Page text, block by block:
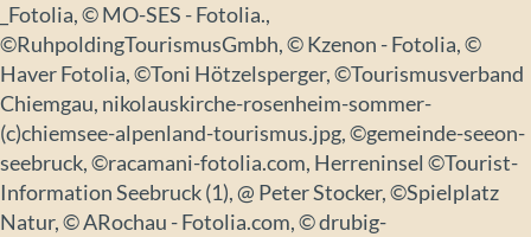
_Fotolia, © MO-SES - Fotolia.,
©RuhpoldingTourismusGmbh, © Kzenon - Fotolia, ©
Haver Fotolia, ©Toni Hötzelsperger, ©Tourismusverband
Chiemgau, nikolauskirche-rosenheim-sommer-
(c)chiemsee-alpenland-tourismus.jpg, ©gemeinde-seeon-
seebruck, ©racamani-fotolia.com, Herreninsel ©Tourist-
Information Seebruck (1), @ Peter Stocker, ©Spielplatz
Natur, © ARochau - Fotolia.com, © drubig-